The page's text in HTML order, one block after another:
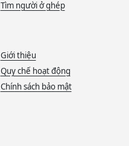
Tìm người ở ghép
Giới thiệu
Quy chế hoạt động
Chính sách bảo mật